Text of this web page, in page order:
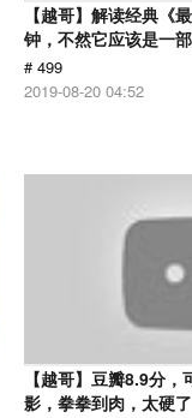
【越哥】解读经典《
钟，不然它应该是一
# 499
2019-08-20 04:52
【越哥】豆瓣8.9分
影，拳拳到肉，太硬了